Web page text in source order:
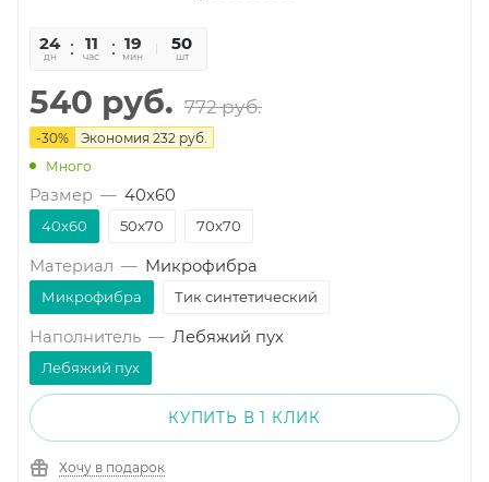
24
дн
11
час
19
мин
58
сек
50
шт
540 руб. 772руб.
-30% Экономия 232 руб.
Много
Размер — 40x60
40x60 50x70 70x70
Материал — Микрофибра
Микрофибра Тик синтетический
Наполнитель — Лебяжий пух
Лебяжий пух
КУПИТЬ В 1 КЛИК
Хочу в подарок